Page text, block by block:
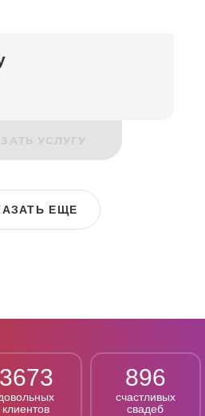
УСЛУГУ
ЕЩЕ
3673
клиентов
896
счастливых
свадеб